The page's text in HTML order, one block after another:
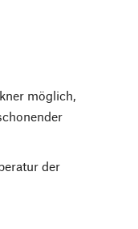
möglich,
der